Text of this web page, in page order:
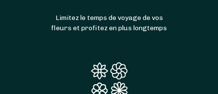
Limitez le temps de voyage de vos
fleurs et profitez en plus longtemps